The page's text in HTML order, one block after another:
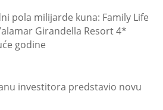
pola milijarde kuna: Family Life
Girandella Resort 4*
godine
investitora predstavio novu